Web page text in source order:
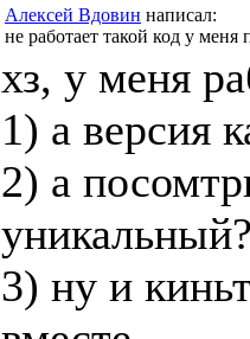
Алексей Вдовин написал:
не работает такой код у меня
хз, у меня
1) а версия
2) а
3) ну и